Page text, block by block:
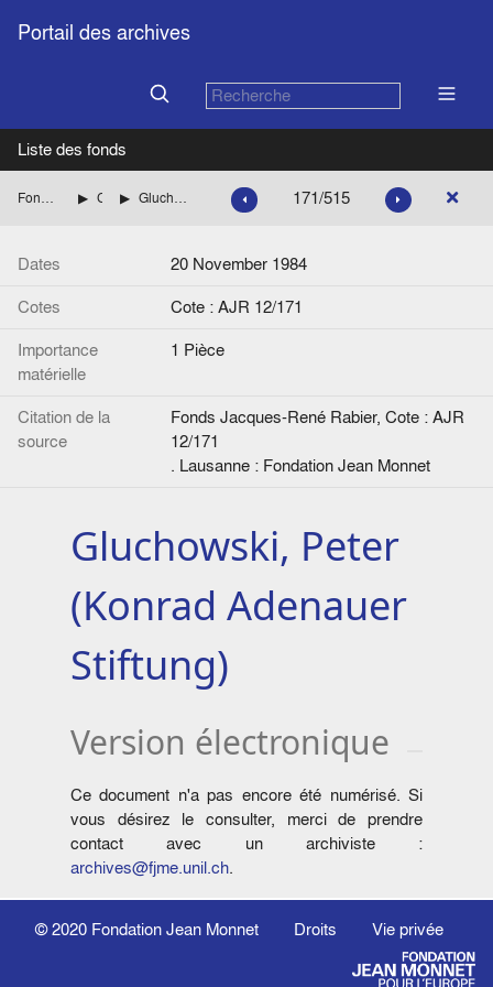
Portail des archives
Liste des fonds
Fonds Jacques-René Rabier Correspondance Gluchowski, Peter (Konrad Adenauer Stiftung) 171/515
Dates
20 November 1984
Cotes
Cote : AJR 12/171
Importance
matérielle
1 Pièce
Citation de la
source
Fonds Jacques-René Rabier, Cote : AJR
12/171
. Lausanne : Fondation Jean Monnet
Gluchowski, Peter
(Konrad Adenauer
Stiftung)
Version électronique
Ce document n'a pas encore été numérisé. Si
vous désirez le consulter, merci de prendre
contact avec un archiviste :
archives@fjme.unil.ch.
© 2020 Fondation Jean Monnet Droits Vie privée